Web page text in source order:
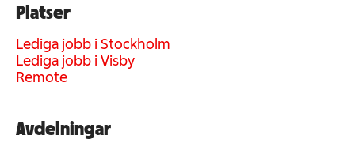
Platser
Lediga jobb i Stockholm
Lediga jobb i Visby
Remote
Avdelningar